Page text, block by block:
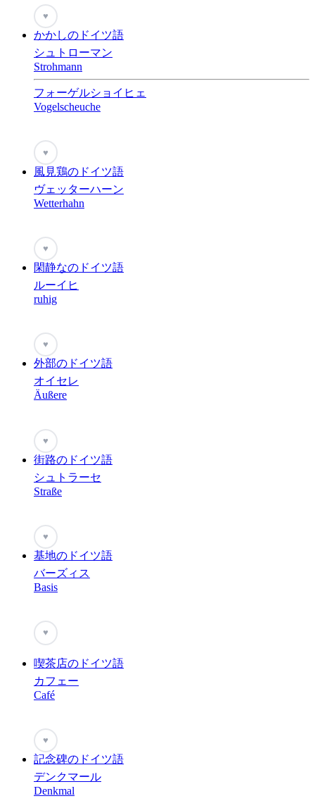
♥
かかしのドイツ語
シュトローマン
Strohmann
フォーゲルショイヒェ
Vogelscheuche
♥
風見鶏のドイツ語
ヴェッターハーン
Wetterhahn
♥
閑静なのドイツ語
ルーイヒ
ruhig
♥
外部のドイツ語
オイセレ
Äußere
♥
街路のドイツ語
シュトラーセ
Straße
♥
基地のドイツ語
バーズィス
Basis
♥
喫茶店のドイツ語
カフェー
Café
♥
記念碑のドイツ語
デンクマール
Denkmal